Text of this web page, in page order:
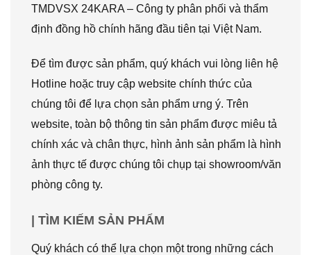
TMDVSX 24KARA – Công ty phân phối và thẩm
định đồng hồ chính hãng đầu tiên tại Việt Nam.
Để tìm được sản phẩm, quý khách vui lòng liên hệ
Hotline hoặc truy cập website chính thức của
chúng tôi để lựa chọn sản phẩm ưng ý. Trên
website, toàn bộ thông tin sản phẩm được miêu tả
chính xác và chân thực, hình ảnh sản phẩm là hình
ảnh thực tế được chúng tôi chụp tại showroom/văn
phòng công ty.
| TÌM KIẾM SẢN PHẨM
Quý khách có thể lựa chọn một trong những cách